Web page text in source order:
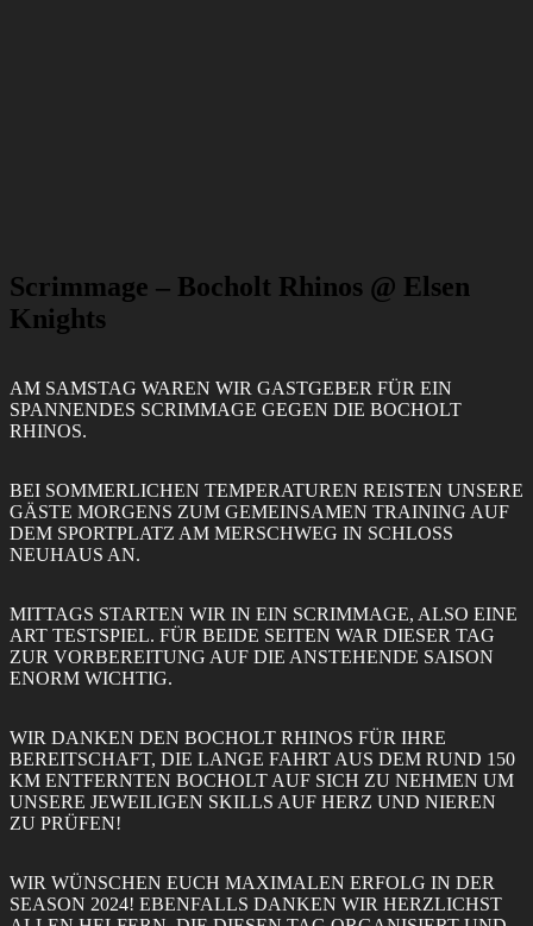
Seniors
U10
Coaches & Staff – Seniors
Partner
Neuigkeiten
Spielplan
Galerie
Scrimmage – Bocholt Rhinos @ Elsen
Knights
AM SAMSTAG WAREN WIR GASTGEBER FÜR EIN
SPANNENDES SCRIMMAGE GEGEN DIE BOCHOLT
RHINOS.
BEI SOMMERLICHEN TEMPERATUREN REISTEN UNSERE
GÄSTE MORGENS ZUM GEMEINSAMEN TRAINING AUF
DEM SPORTPLATZ AM MERSCHWEG IN SCHLOSS N
EUHAUS AN.
MITTAGS STARTEN WIR IN EIN SCRIMMAGE, ALSO EINE
ART TESTSPIEL. FÜR BEIDE SEITEN WAR DIESER TAG
ZUR VORBEREITUNG AUF DIE ANSTEHENDE SAISON
ENORM WICHTIG.
WIR DANKEN DEN BOCHOLT RHINOS FÜR IHRE
BEREITSCHAFT, DIE LANGE FAHRT AUS DEM RUND 150
KM ENTFERNTEN BOCHOLT AUF SICH ZU NEHMEN UM
UNSERE JEWEILIGEN SKILLS AUF HERZ UND NIEREN
ZU PRÜFEN!
WIR WÜNSCHEN EUCH MAXIMALEN ERFOLG IN DER
SEASON 2024! EBENFALLS DANKEN WIR HERZLICHST